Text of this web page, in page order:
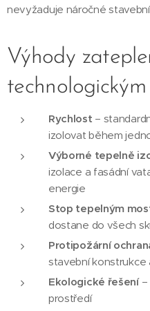
nevyžaduje náročné
Výhody
Rychlost –
izolovat během
Výborné tepelně
izolace a fasádní
energie
Stop tepelným
dostane do všech
Protipožární
stavební konstrukce
Ekologické řešení–
prostředí